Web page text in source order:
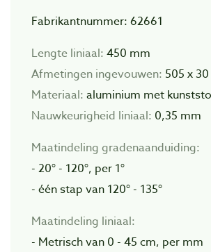
Fabrikantnummer: 62661
Lengte liniaal: 450 mm
Afmetingen ingevouwen: 505 x
Materiaal: aluminium met
Nauwkeurigheid liniaal: 0,35 mm
Maatindeling gradenaanduiding:
- 20° - 120°, per 1°
- één stap van 120° - 135°
Maatindeling liniaal:
- Metrisch van 0 - 45 cm, per mm